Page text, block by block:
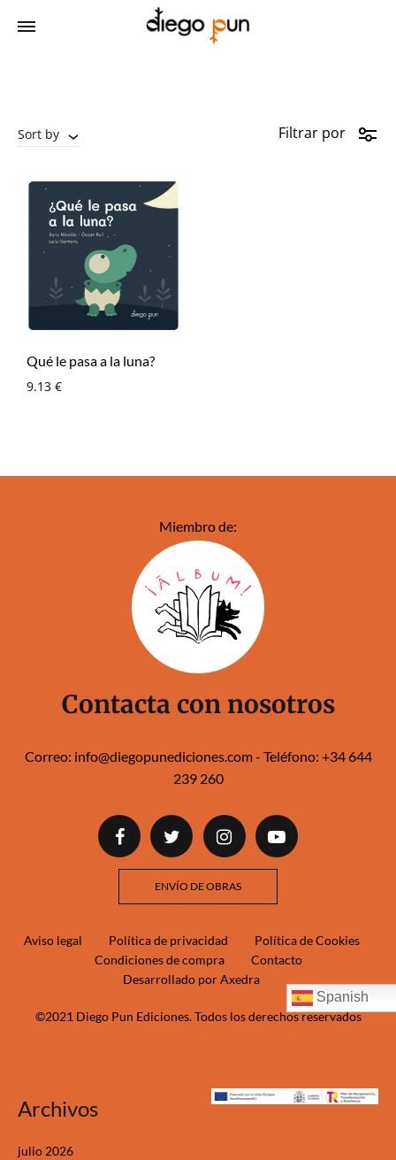
Sort by Filtrar por
Qué le pasa a la luna?
9.13 €
Miembro de:
Contacta con nosotros
Correo: info@diegopunediciones.com- Teléfono: +34 644
239 260‬‬
ENVÍO DE OBRAS
©2021 Diego Pun Ediciones. Todos los derechos reservados
Aviso legal Política de privacidad
Política de Cookies
Condiciones de compra
Contacto
Desarrollado por Axedra
Spanish
Archivos
julio 2026